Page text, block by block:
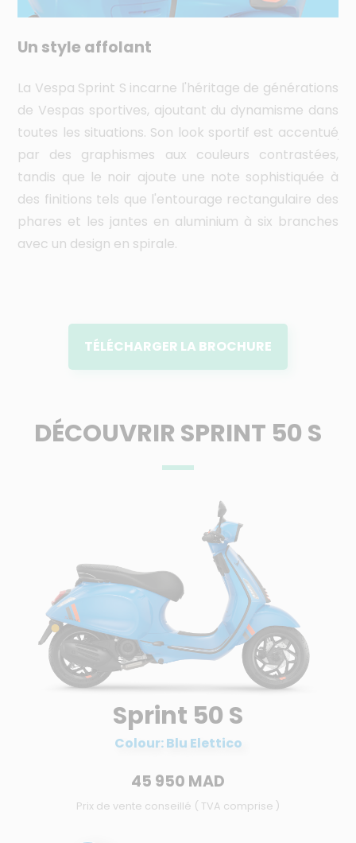
Un style affolant
La Vespa Sprint S incarne l'héritage de générations
de Vespas sportives, ajoutant du dynamisme dans
toutes les situations. Son look sportif est accentué
par des graphismes aux couleurs contrastées,
tandis que le noir ajoute une note sophistiquée à
des finitions tels que l'entourage rectangulaire des
phares et les jantes en aluminium à six branches
avec un design en spirale.
TÉLÉCHARGER LA BROCHURE
DÉCOUVRIR SPRINT 50 S
Sprint 50 S
Colour: Blu Elettico
45 950 MAD
Prix de vente conseillé ( TVA comprise )